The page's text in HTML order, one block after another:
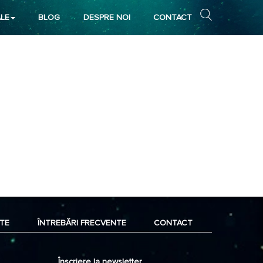
BLOG DESPRE NOI CONTACT
ÎNTREBĂRI FRECVENTE CONTACT